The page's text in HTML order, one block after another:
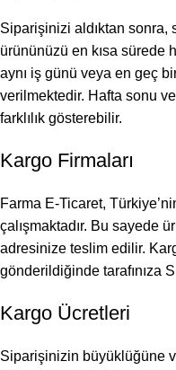
Siparişinizi aldıktan sonra,
ürününüzü en kısa sürede
aynı iş günü veya en geç
verilmektedir. Hafta sonu
farklılık gösterebilir.
Kargo Firmaları
Farma E-Ticaret,
çalışmaktadır. Bu sayede
adresinize teslim edilir.
gönderildiğinde tarafınıza
Kargo Ücretleri
Siparişinizin büyüklüğüne